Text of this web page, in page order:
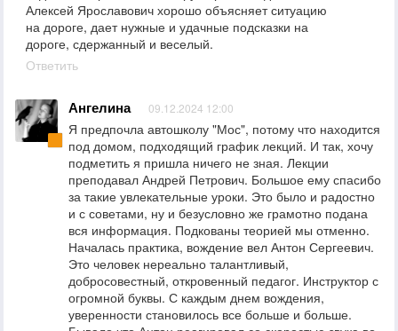
Алексей Ярославович хорошо объясняет ситуацию
на дороге, дает нужные и удачные подсказки на
дороге, сдержанный и веселый.
Ответить
Ангелина 09.12.2024 12:00
Я предпочла автошколу "Мос", потому что находится
под домом, подходящий график лекций. И так, хочу
подметить я пришла ничего не зная. Лекции
преподавал Андрей Петрович. Большое ему спасибо
за такие увлекательные уроки. Это было и радостно
и с советами, ну и безусловно же грамотно подана
вся информация. Подкованы теорией мы отменно.
Началась практика, вождение вел Антон Сергеевич.
Это человек нереально талантливый,
добросовестный, откровенный педагог. Инструктор с
огромной буквы. С каждым днем вождения,
уверенности становилось все больше и больше.